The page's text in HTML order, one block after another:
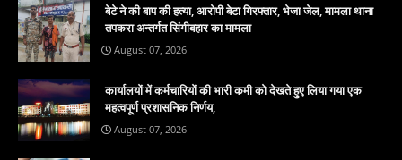
बेटे ने की बाप की हत्या, आरोपी बेटा गिरफ्तार, भेजा जेल, मामला थाना
तपकरा अन्तर्गत सिंगीबहार का मामला
August 07, 2026
कार्यालयों में कर्मचारियों की भारी कमी को देखते हुए लिया गया एक
महत्वपूर्ण प्रशासनिक निर्णय,
August 07, 2026